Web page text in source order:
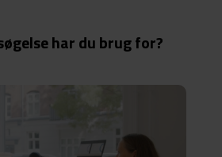
har du brug for?